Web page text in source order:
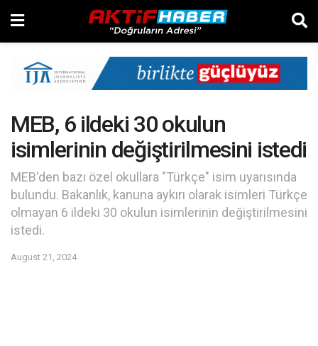
MEB, 6 ildeki 30 okulun
isimlerinin değiştirilmesini istedi
MEB'den bazı özel okullara "Türkçe" isim uyarısında
bulundu. Bakanlık, kanuna aykırı olarak isimleri Türkçe
olmayan 6 ildeki 30 okulun isimlerinin değiştirilmesini
istedi.
August 21, 2024